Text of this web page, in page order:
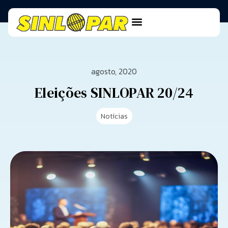
agosto, 2020
Eleições SINLOPAR 20/24
Notícias